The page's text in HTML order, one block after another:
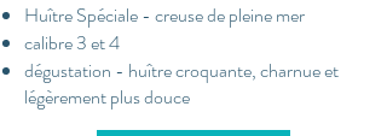
Huître Spéciale - creuse de pleine mer
calibre 3 et 4
dégustation - huître croquante, charnue et
légèrement plus douce